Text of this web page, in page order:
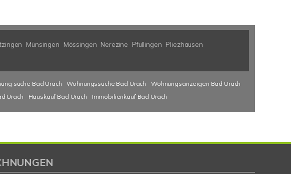
Münsingen Mössingen Nerezine Pfullingen Pliezhausen
suche Bad Urach Wohnungssuche Bad Urach
Wohnungsanzeigen Bad Urach
Urach Hauskauf Bad Urach Immobilienkauf Bad Urach